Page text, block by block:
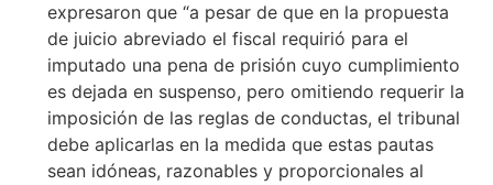
expresaron que “a pesar de que en la propuesta
de juicio abreviado el fiscal requirió para el
imputado una pena de prisión cuyo cumplimiento
es dejada en suspenso, pero omitiendo requerir la
imposición de las reglas de conductas, el tribunal
debe aplicarlas en la medida que estas pautas
sean idóneas, razonables y proporcionales al